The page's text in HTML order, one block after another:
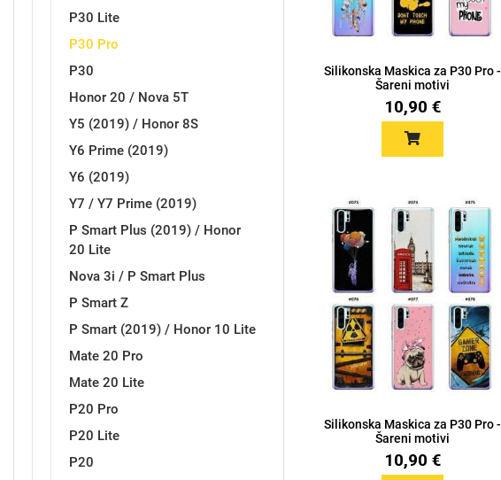
P30 Lite
P30 Pro
P30
Honor 20 / Nova 5T
Y5 (2019) / Honor 8S
Y6 Prime (2019)
Y6 (2019)
Y7 / Y7 Prime (2019)
P Smart Plus (2019) / Honor
20 Lite
Nova 3i / P Smart Plus
P Smart Z
P Smart (2019) / Honor 10 Lite
Mate 20 Pro
Mate 20 Lite
P20 Pro
P20 Lite
P20
Silikonska Maskica za P30 Pro -
Šareni motivi
10,90 €
Silikonska Maskica za P30 Pro -
Šareni motivi
10,90 €
Mandale / Cvjetni motivi Citati & Stihovi
MarbleMania
Crtani filmovi Sportski motivi
Obiteljski motivi